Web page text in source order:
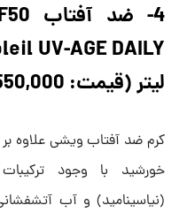
لیتر (قیمت: 550,000 تومان)
کرم ضد آفتاب ویشی علاوه
(نیاسینامید) و آب